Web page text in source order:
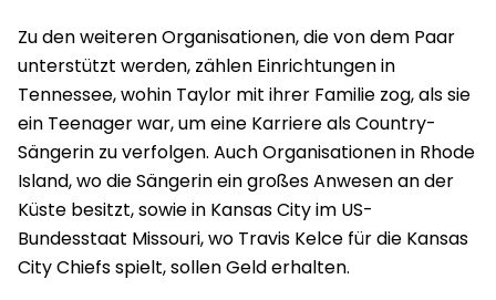
Zu den weiteren Organisationen, die von dem Paar
unterstützt werden, zählen Einrichtungen in
Tennessee, wohin Taylor mit ihrer Familie zog, als sie
ein Teenager war, um eine Karriere als Country-
Sängerin zu verfolgen. Auch Organisationen in Rhode
Island, wo die Sängerin ein großes Anwesen an der
Küste besitzt, sowie in Kansas City im US-
Bundesstaat Missouri, wo Travis Kelce für die Kansas
City Chiefs spielt, sollen Geld erhalten.